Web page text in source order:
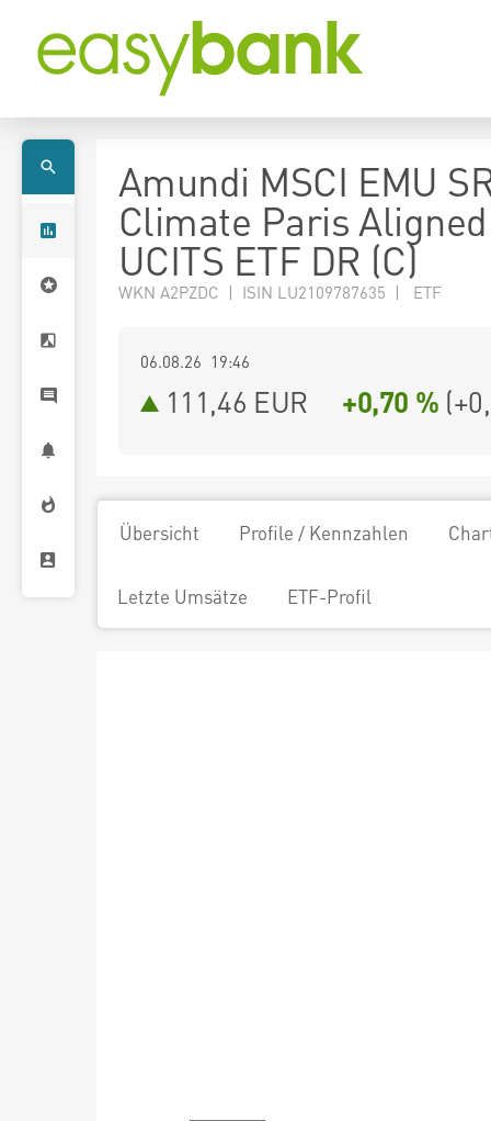
Amundi MSCI EMU
Climate Paris
UCITS ETF DR (C)
WKN A2PZDC | ISIN LU2109787635 | ETF
06.08.26 19:46
111,46 EUR +0,70 % (
Übersicht Profile / Kennzahlen
Letzte Umsätze ETF-Profil